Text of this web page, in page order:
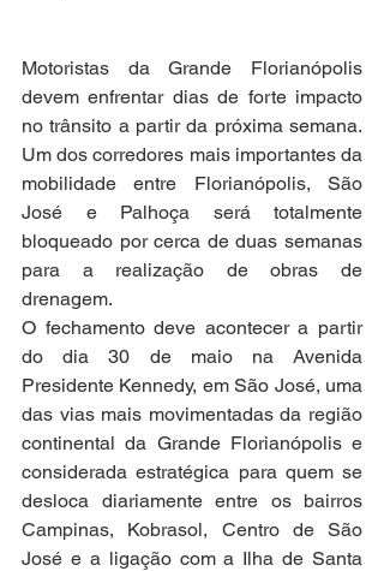
Motoristas da Grande Florianópolis
devem enfrentar dias de forte impacto
no trânsito a partir da próxima semana.
Um dos corredores mais importantes da
mobilidade entre Florianópolis, São
José e Palhoça será totalmente
bloqueado por cerca de duas semanas
para a realização de obras de
drenagem.
O fechamento deve acontecer a partir
do dia 30 de maio na Avenida
Presidente Kennedy, em São José, uma
das vias mais movimentadas da região
continental da Grande Florianópolis e
considerada estratégica para quem se
desloca diariamente entre os bairros
Campinas, Kobrasol, Centro de São
José e a ligação com a Ilha de Santa